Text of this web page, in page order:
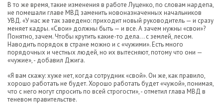
В то же время, такие изменения в работе Луценко, по словам нардепа,
не помешали главе МВД заменить новоназначенных начальников
УВД. «У нас же так заведено: приходит новый руководитель — и сразу
меняет кадры. «Свои» должны быть — и все. А зачем нужны «свои»?
Понятно, зачем. Чтобы крутить какие-то дела... с землей, лесом.
Наводить порядок в стране можно и с «чужими». Есть много
порядочных и честных людей, но их вытесняют, потому что они —
«чужие», - добавил Джига.
«Я вам скажу: хуже нет, когда сотрудник «свой». Он же, как правило,
хорошо работать не будет. Хорошо работать будет «чужой», понимая,
что с него могут спросить по всей строгости», - отметил глава МВД в
теневом правительстве.